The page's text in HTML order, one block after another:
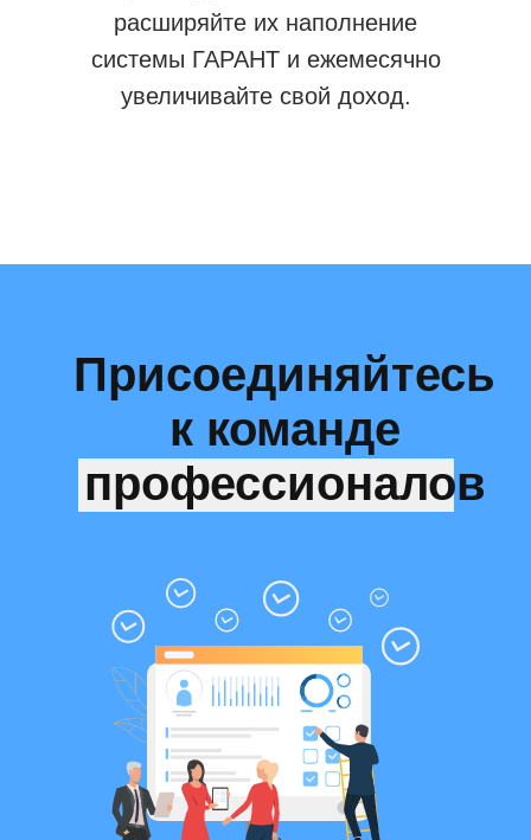
расширяйте их наполнение
системы ГАРАНТ и ежемесячно
увеличивайте свой доход.
Присоединяйтесь
к команде
профессионалов